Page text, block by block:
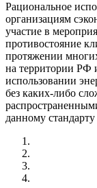
Рациональное
организациям
участие в
противостояние
протяжении
на территории РФ
использовании
без каких-либо
данному